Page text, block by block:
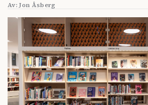
Av: Jon Åsberg